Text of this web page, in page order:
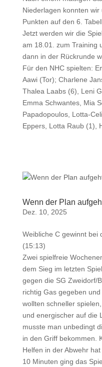
Niederlagen konnten
Punkten auf den 6.
Jetzt werden wir die
am 18.01. zum Training
dann in der Rückrunde
Für den NHC spielten:
Aawi (Tor); Charlene
Thalea Laabs (6), Leni
Emma Schwantes, Mia
Papadopoulos, Lotta-
Eppers, Lotta Raub (1),
Wenn der Plan
Dez. 10, 2025
Weibliche C gewinnt bei
(15:13)
Zwei spielfreie
dem Sieg im letzten
gegen die SG Zweidorf/
richtig Gas gegeben
wollten schneller
und energischer auf die
musste man unbedingt
in den Griff bekommen.
Helfen in der Abwehr
10 Minuten ging das